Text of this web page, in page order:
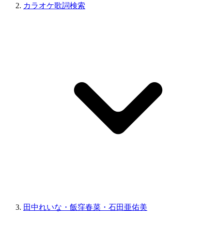
カラオケ歌詞検索
田中れいな・飯窪春菜・石田亜佑美